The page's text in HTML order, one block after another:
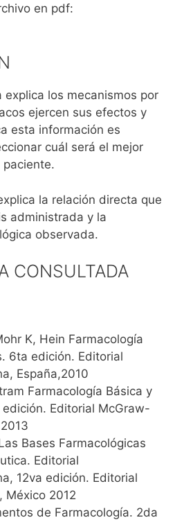
en pdf:
explica los mecanismos por
ejercen sus efectos y
esta información es
cuál será el mejor
la relación directa que
administrada y la
observada.
CONSULTADA
K, Hein Farmacología
6ta edición. Editorial
España,2010
Farmacología Básica y
edición. Editorial McGraw-
Bases Farmacológicas
Editorial
12va edición. Editorial
México 2012
de Farmacología. 2da